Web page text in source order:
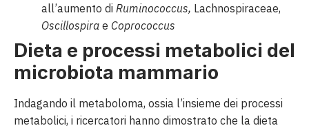
all’aumento di Ruminococcus, Lachnospiraceae,
Oscillospira e Coprococcus
Dieta e processi metabolici del
microbiota mammario
Indagando il metaboloma, ossia l’insieme dei processi
metabolici, i ricercatori hanno dimostrato che la dieta